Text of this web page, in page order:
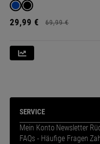
29,99 € 69,99 €
SERVICE
Mein Konto Newsletter
FAQs - Häufige Fragen